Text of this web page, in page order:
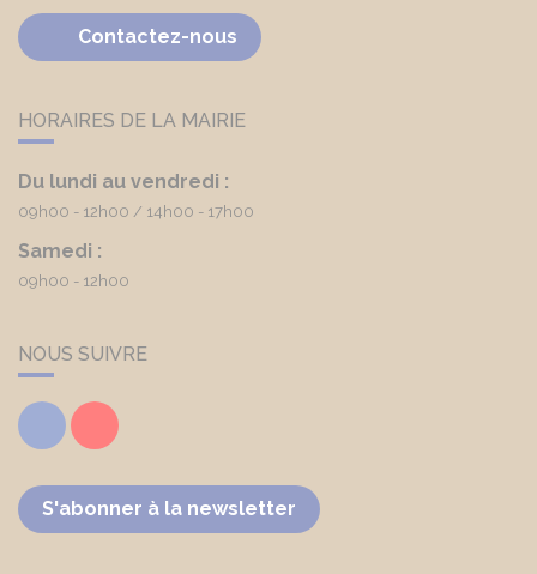
Contactez-nous
HORAIRES DE LA MAIRIE
Du lundi au vendredi :
09h00 - 12h00 14h00 - 17h00
Samedi :
09h00 - 12h00
NOUS SUIVRE
FacebookYoutube
S'abonner à la newsletter